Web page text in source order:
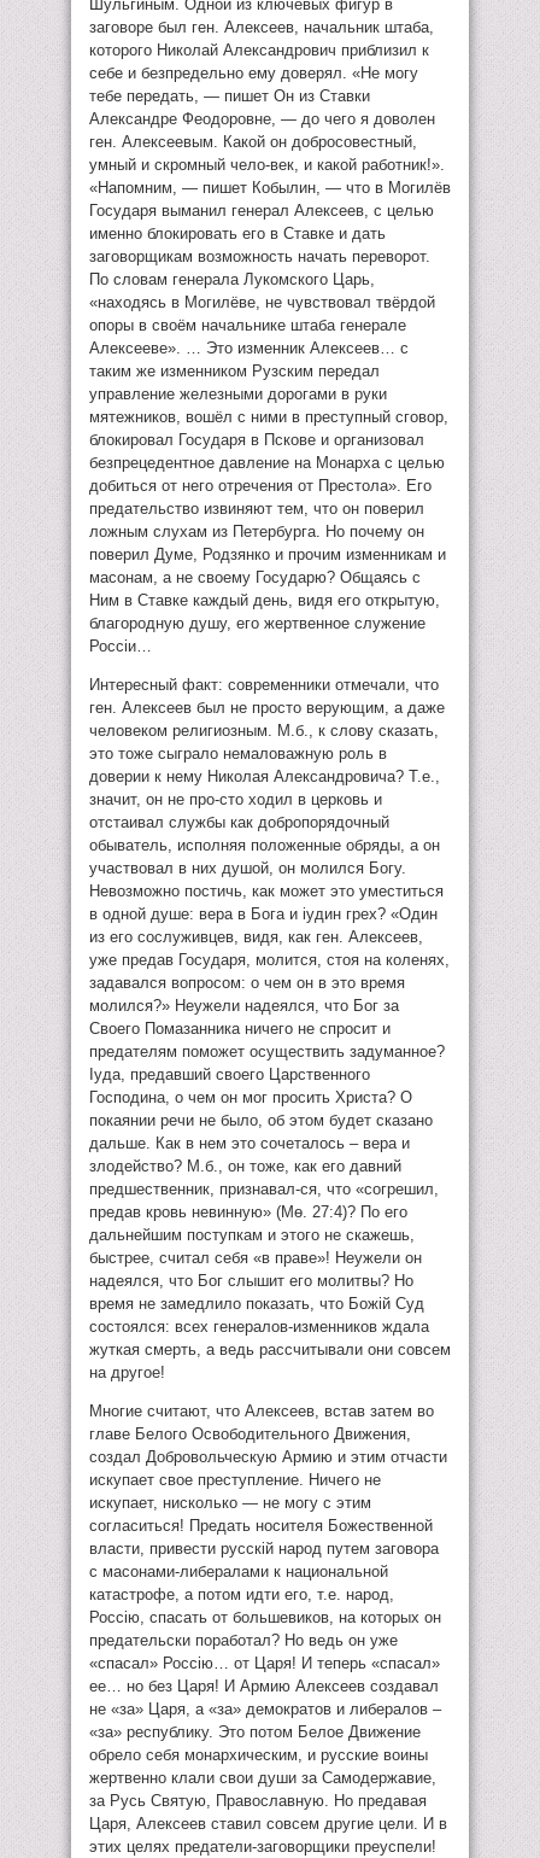
Шульгиным. Одной из ключевых фигур в
заговоре был ген. Алексеев, начальник штаба,
которого Николай Александрович приблизил к
себе и безпредельно ему доверял. «Не могу
тебе передать, — пишет Он из Ставки
Александре Феодоровне, — до чего я доволен
ген. Алексеевым. Какой он добросовестный,
умный и скромный чело-век, и какой работник!».
«Напомним, — пишет Кобылин, — что в Могилёв
Государя выманил генерал Алексеев, с целью
именно блокировать его в Ставке и дать
заговорщикам возможность начать переворот.
По словам генерала Лукомского Царь,
«находясь в Могилёве, не чувствовал твёрдой
опоры в своём начальнике штаба генерале
Алексееве». … Это изменник Алексеев… с
таким же изменником Рузским передал
управление железными дорогами в руки
мятежников, вошёл с ними в преступный сговор,
блокировал Государя в Пскове и организовал
безпрецедентное давление на Монарха с целью
добиться от него отречения от Престола». Его
предательство извиняют тем, что он поверил
ложным слухам из Петербурга. Но почему он
поверил Думе, Родзянко и прочим изменникам и
масонам, а не своему Государю? Общаясь с
Ним в Ставке каждый день, видя его открытую,
благородную душу, его жертвенное служение
Россiи…
Интересный факт: современники отмечали, что
ген. Алексеев был не просто верующим, а даже
человеком религиозным. М.б., к слову сказать,
это тоже сыграло немаловажную роль в
доверии к нему Николая Александровича? Т.е.,
значит, он не про-сто ходил в церковь и
отстаивал службы как добропорядочный
обыватель, исполняя положенные обряды, а он
участвовал в них душой, он молился Богу.
Невозможно постичь, как может это уместиться
в одной душе: вера в Бога и iудин грех? «Один
из его сослуживцев, видя, как ген. Алексеев,
уже предав Государя, молится, стоя на коленях,
задавался вопросом: о чем он в это время
молился?» Неужели надеялся, что Бог за
Своего Помазанника ничего не спросит и
предателям поможет осуществить задуманное?
Iуда, предавший своего Царственного
Господина, о чем он мог просить Христа? О
покаянии речи не было, об этом будет сказано
дальше. Как в нем это сочеталось – вера и
злодейство? М.б., он тоже, как его давний
предшественник, признавал-ся, что «согрешил,
предав кровь невинную» (Мѳ. 27:4)? По его
дальнейшим поступкам и этого не скажешь,
быстрее, считал себя «в праве»! Неужели он
надеялся, что Бог слышит его молитвы? Но
время не замедлило показать, что Божiй Суд
состоялся: всех генералов-изменников ждала
жуткая смерть, а ведь рассчитывали они совсем
на другое!
Многие считают, что Алексеев, встав затем во
главе Белого Освободительного Движения,
создал Добровольческую Армию и этим отчасти
искупает свое преступление. Ничего не
искупает, нисколько — не могу с этим
согласиться! Предать носителя Божественной
власти, привести русскiй народ путем заговора
с масонами-либералами к национальной
катастрофе, а потом идти его, т.е. народ,
Россiю, спасать от большевиков, на которых он
предательски поработал? Но ведь он уже
«спасал» Россiю… от Царя! И теперь «спасал»
ее… но без Царя! И Армию Алексеев создавал
не «за» Царя, а «за» демократов и либералов –
«за» республику. Это потом Белое Движение
обрело себя монархическим, и русские воины
жертвенно клали свои души за Самодержавие,
за Русь Святую, Православную. Но предавая
Царя, Алексеев ставил совсем другие цели. И в
этих целях предатели-заговорщики преуспели!